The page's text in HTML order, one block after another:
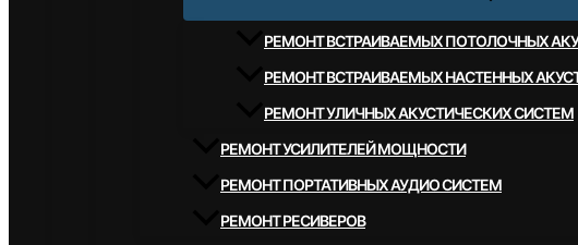
РЕМОНТ ВСТРАИВАЕМЫХ ПОТОЛОЧНЫХ
РЕМОНТ ВСТРАИВАЕМЫХ НАСТЕННЫХ
РЕМОНТ УЛИЧНЫХ АКУСТИЧЕСКИХ СИСТЕМ
РЕМОНТ УСИЛИТЕЛЕЙ МОЩНОСТИ
РЕМОНТ ПОРТАТИВНЫХ АУДИО СИСТЕМ
РЕМОНТ РЕСИВЕРОВ